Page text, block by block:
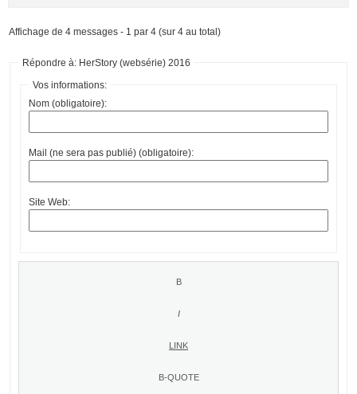
Affichage de 4 messages - 1 par 4 (sur 4 au total)
Répondre à: HerStory (websérie) 2016
Vos informations:
Nom (obligatoire):
Mail (ne sera pas publié) (obligatoire):
Site Web: